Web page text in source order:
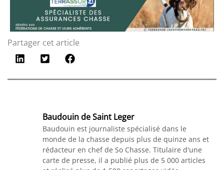
Partager cet article
Baudouin de Saint Leger
Baudouin est journaliste spécialisé dans le
monde de la chasse depuis plus de quinze ans et
rédacteur en chef de So Chasse. Titulaire d'une
carte de presse, il a publié plus de 5 000 articles